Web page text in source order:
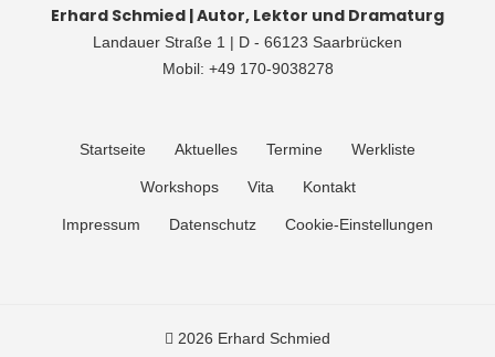
Erhard Schmied | Autor, Lektor und Dramaturg
Landauer Straße 1 | D - 66123 Saarbrücken
Mobil: +49 170-9038278
Startseite Aktuelles Termine Werkliste
Workshops Vita Kontakt
Impressum Datenschutz Cookie-Einstellungen
2026 Erhard Schmied